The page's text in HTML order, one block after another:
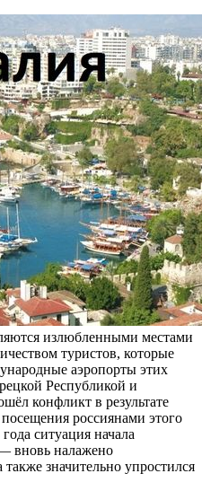
излюбленными местами
туристов, которые
аэропорты этих
Республикой и
конфликт в результате
россиянами этого
ситуация начала
вновь налажено
значительно упростился